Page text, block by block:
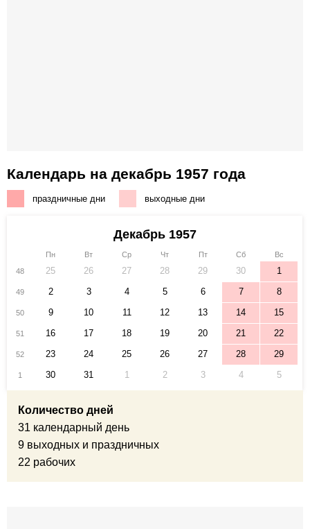
Календарь на декабрь 1957 года
праздничные дни выходные дни
Декабрь 1957
Пн Вт Ср Чт Пт Сб
Вс
48
25 26 27 28 29 30 1
49 2 3 4 5 6 7 8
50 9 10 11 12 13 14 15
51 16 17 18 19 20 21 22
52 23 24 25 26 27 28 29
1 30 31 1 2 3 4 5
Количество дней
31 календарный день
9 выходных и праздничных
22 рабочих